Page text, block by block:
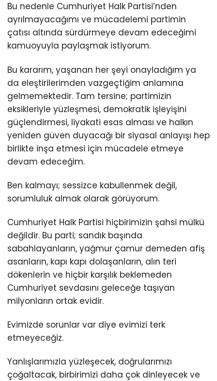
Bu nedenle Cumhuriyet Halk Partisi’nden
ayrılmayacağımı ve mücadelemi partimin
çatısı altında sürdürmeye devam edeceğimi
kamuoyuyla paylaşmak istiyorum.
Bu kararım, yaşanan her şeyi onayladığım ya
da eleştirilerimden vazgeçtiğim anlamına
gelmemektedir. Tam tersine; partimizin
eksikleriyle yüzleşmesi, demokratik işleyişini
güçlendirmesi, liyakati esas alması ve halkın
yeniden güven duyacağı bir siyasal anlayışı hep
birlikte inşa etmesi için mücadele etmeye
devam edeceğim.
Ben kalmayı; sessizce kabullenmek değil,
sorumluluk almak olarak görüyorum.
Cumhuriyet Halk Partisi hiçbirimizin şahsi mülkü
değildir. Bu parti; sandık başında
sabahlayanların, yağmur çamur demeden afiş
asanların, kapı kapı dolaşanların, alın teri
dökenlerin ve hiçbir karşılık beklemeden
Cumhuriyet sevdasını geleceğe taşıyan
milyonların ortak evidir.
Evimizde sorunlar var diye evimizi terk
etmeyeceğiz.
Yanlışlarımızla yüzleşecek, doğrularımızı
çoğaltacak, birbirimizi daha çok dinleyecek ve